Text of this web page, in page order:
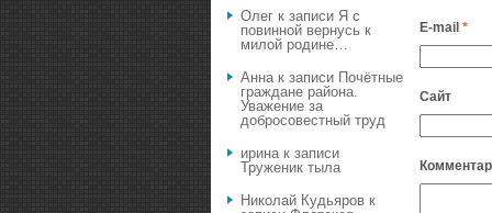
E-mail *
Сайт
Олег к записи Я с
повинной вернусь к
милой родине…
Аннак записи Почётные
граждане района.
Уважение за
добросовестный труд
иринак записи
Труженик тыла
Николай Кудьяров к